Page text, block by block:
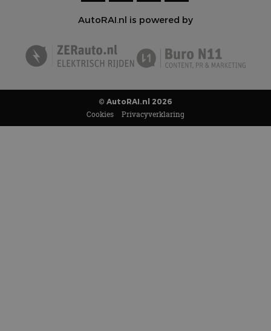
AutoRAI.nl is powered by
© AutoRAI.nl 2026
Cookies Privacyverklaring